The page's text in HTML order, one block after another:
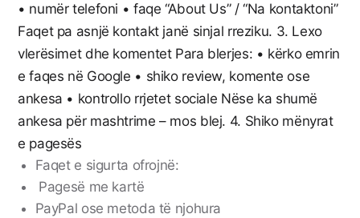
• numër telefoni • faqe “About Us” / “Na kontaktoni”
Faqet pa asnjë kontakt janë sinjal rreziku. 3. Lexo
vlerësimet dhe komentet Para blerjes: • kërko emrin
e faqes në Google • shiko review, komente ose
ankesa • kontrollo rrjetet sociale Nëse ka shumë
ankesa për mashtrime – mos blej. 4. Shiko mënyrat
e pagesës
Faqet e sigurta ofrojnë:
Pagesë me kartë
PayPal ose metoda të njohura